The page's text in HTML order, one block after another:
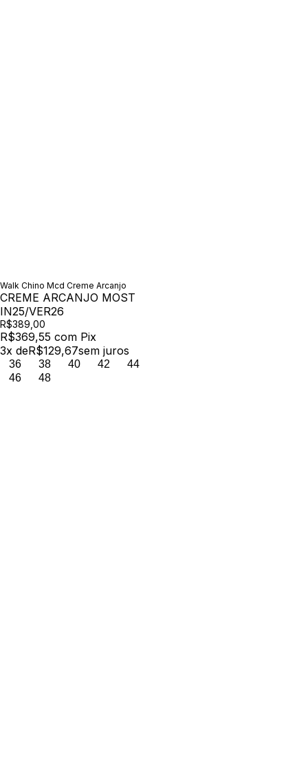
Walk Chino Mcd Creme Arcanjo
CREME ARCANJO MOST
IN25/VER26
R$389,00
R$369,55 com Pix
3x deR$129,67sem juros
36 38 40 42
44
46
48